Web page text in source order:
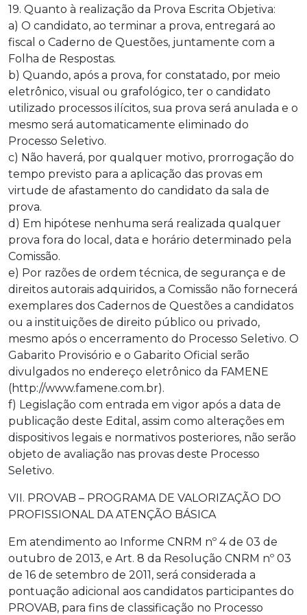
19. Quanto à realização da Prova Escrita Objetiva:
a) O candidato, ao terminar a prova, entregará ao
fiscal o Caderno de Questões, juntamente com a
Folha de Respostas.
b) Quando, após a prova, for constatado, por meio
eletrônico, visual ou grafológico, ter o candidato
utilizado processos ilícitos, sua prova será anulada e o
mesmo será automaticamente eliminado do
Processo Seletivo.
c) Não haverá, por qualquer motivo, prorrogação do
tempo previsto para a aplicação das provas em
virtude de afastamento do candidato da sala de
prova.
d) Em hipótese nenhuma será realizada qualquer
prova fora do local, data e horário determinado pela
Comissão.
e) Por razões de ordem técnica, de segurança e de
direitos autorais adquiridos, a Comissão não fornecerá
exemplares dos Cadernos de Questões a candidatos
ou a instituições de direito público ou privado,
mesmo após o encerramento do Processo Seletivo. O
Gabarito Provisório e o Gabarito Oficial serão
divulgados no endereço eletrônico da FAMENE
(http://www.famene.com.br).
f) Legislação com entrada em vigor após a data de
publicação deste Edital, assim como alterações em
dispositivos legais e normativos posteriores, não serão
objeto de avaliação nas provas deste Processo
Seletivo.
VII. PROVAB – PROGRAMA DE VALORIZAÇÃO DO
PROFISSIONAL DA ATENÇÃO BÁSICA
Em atendimento ao Informe CNRM nº 4 de 03 de
outubro de 2013, e Art. 8 da Resolução CNRM nº 03
de 16 de setembro de 2011, será considerada a
pontuação adicional aos candidatos participantes do
PROVAB, para fins de classificação no Processo